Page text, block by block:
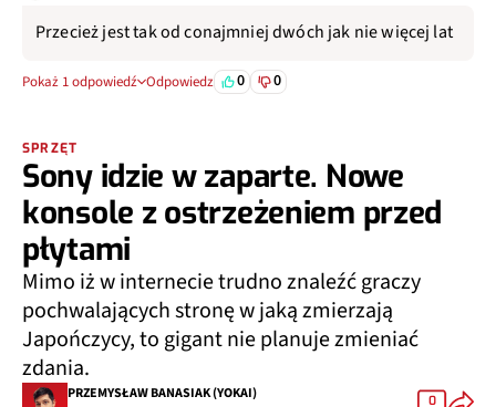
Przecież jest tak od conajmniej dwóch jak nie więcej lat
Pokaż 1 odpowiedź Odpowiedz 0 0
SPRZĘT
Sony idzie w zaparte. Nowe
konsole z ostrzeżeniem przed
płytami
Mimo iż w internecie trudno znaleźć graczy
pochwalających stronę w jaką zmierzają
Japończycy, to gigant nie planuje zmieniać
zdania.
PRZEMYSŁAW BANASIAK (YOKAI)
0